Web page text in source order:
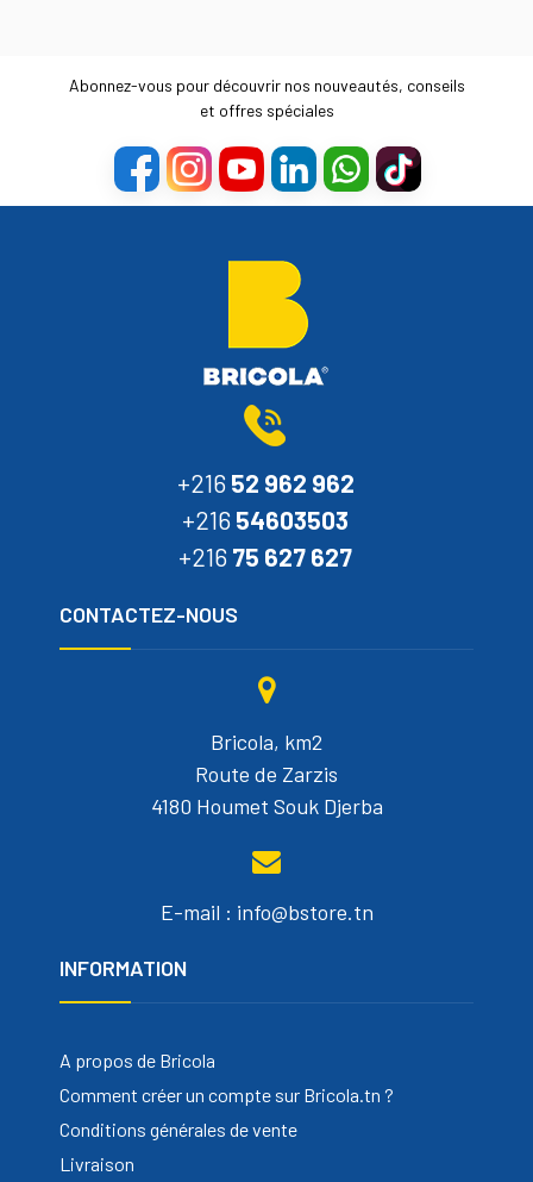
Abonnez-vous pour découvrir nos nouveautés, conseils
et offres spéciales
+216 52 962 962
+216 54603503
+216 75 627 627
CONTACTEZ-NOUS
Bricola, km2
Route de Zarzis
4180 Houmet Souk Djerba
E-mail : info@bstore.tn
INFORMATION
A propos de Bricola
Comment créer un compte sur Bricola.tn ?
Conditions générales de vente
Livraison